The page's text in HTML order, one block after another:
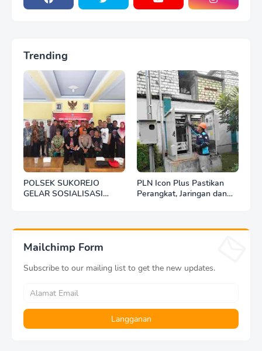
Trending
POLSEK SUKOREJO
GELAR SOSIALISASI
PLN Icon Plus Pastikan
Perangkat, Jaringan dan
Mailchimp Form
Subscribe to our mailing list to get the new updates.